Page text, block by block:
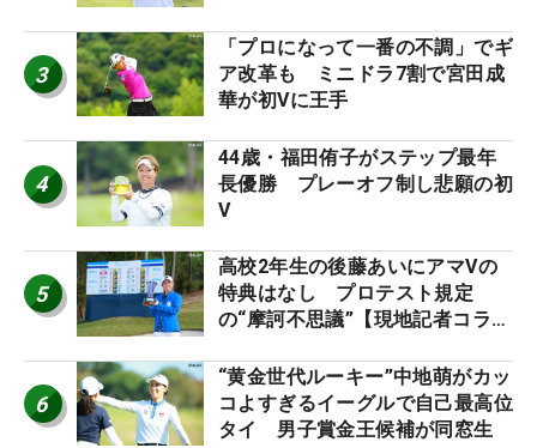
3
「プロになって一番の不調」でギ
ア改革も ミニドラ7割で宮田成
華が初Vに王手
4
44歳・福田侑子がステップ最年
長優勝 プレーオフ制し悲願の初
V
5
高校2年生の後藤あいにアマVの
特典はなし プロテスト規定
の“摩訶不思議”【現地記者コラ
6
“黄金世代ルーキー”中地萌がカッ
コよすぎるイーグルで自己最高位
タイ 男子賞金王候補が同窓生